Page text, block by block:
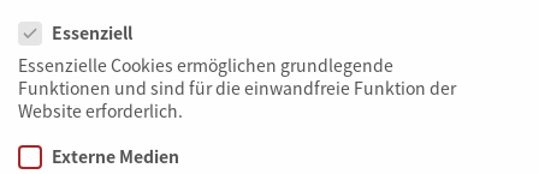
Ihre Ansprechpartner
Essenziell
Essenzielle Cookies ermöglichen grundlegende
Funktionen und sind für die einwandfreie Funktion der
Website erforderlich.
Externe Medien